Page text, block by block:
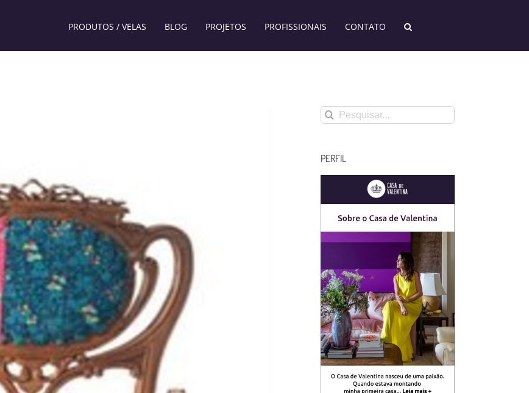
PRODUTOS / VELAS BLOG PROJETOS PROFISSIONAIS CONTATO
Buscar
resultados
PERFIL